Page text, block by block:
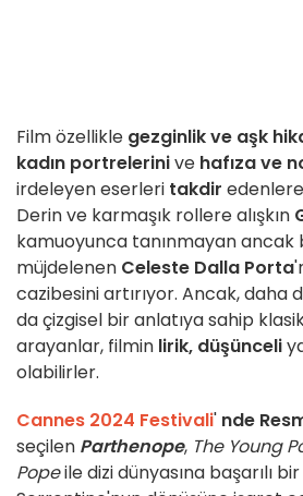
Film özellikle gezginlik ve aşk
kadın portrelerinive hafıza ve
irdeleyen eserleri takdir
Derin ve karmaşık rollere alışkın
kamuoyunca tanınmayan ancak
müjdelenen Celeste Dalla Porta
cazibesini artırıyor. Ancak, daha
da çizgisel bir anlatıya sahip
arayanlar, filmin lirik, düşünceli
olabilirler.
Cannes 2024 Festivali' nde
seçilen Parthenope, The Young
Popeile dizi dünyasına başarılı